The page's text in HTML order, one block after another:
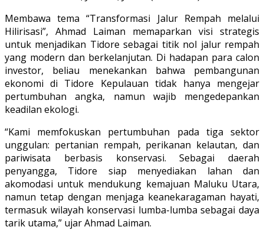
Membawa tema “Transformasi Jalur Rempah melalui
Hilirisasi”, Ahmad Laiman memaparkan visi strategis
untuk menjadikan Tidore sebagai titik nol jalur rempah
yang modern dan berkelanjutan. Di hadapan para calon
investor, beliau menekankan bahwa pembangunan
ekonomi di Tidore Kepulauan tidak hanya mengejar
pertumbuhan angka, namun wajib mengedepankan
keadilan ekologi.
“Kami memfokuskan pertumbuhan pada tiga sektor
unggulan: pertanian rempah, perikanan kelautan, dan
pariwisata berbasis konservasi. Sebagai daerah
penyangga, Tidore siap menyediakan lahan dan
akomodasi untuk mendukung kemajuan Maluku Utara,
namun tetap dengan menjaga keanekaragaman hayati,
termasuk wilayah konservasi lumba-lumba sebagai daya
tarik utama,” ujar Ahmad Laiman.